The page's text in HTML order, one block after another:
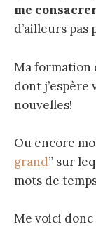
me
d’ailleurs
Ma formation
dont
nouvelles!
Ou encore
grand” sur
mots de
Me voici